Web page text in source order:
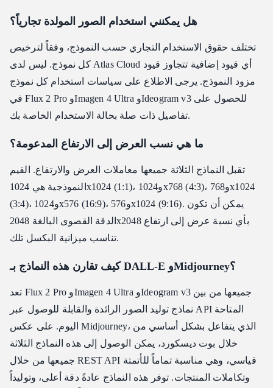
هل يمكنني استخدام الصور المولدة تجارياً؟
تختلف حقوق الاستخدام التجاري حسب النموذج، وفقاً لترخيص
كل نموذج. ليس لدى Atlas Cloud أي قيود إضافية تتجاوز قيود
مزود النموذج. يرجى الاطلاع على سياسات استخدام كل نموذج
في Flux 2 Pro وImagen 4 Ultra وIdeogram v3 للحصول على
تفاصيل ذات صلة بحالة الاستخدام الخاصة بك.
ما هي نسب العرض إلى الارتفاع المدعومة؟
تقبل النماذج الثلاثة جميعها معاملات العرض والارتفاع. القيم
النموذجية هي 1024x1024 (1:1)، و1024x768 (4:3)، و768x1024
(3:4)، و1024x576 (16:9)، و576x1024 (9:16). يمكن أن تكون
الدقة القصوى البالغة 2048x2048 بأي نسبة عرض إلى ارتفاع
تناسب ميزانية البكسل تلك.
كيف تقارن هذه النماذج بـ DALL-E وMidjourney؟
تعد Flux 2 Pro وImagen 4 Ultra وIdeogram v3 جميعها من بين
نماذج توليد الصور الرائدة والقابلة للوصول عبر API المتاحة
اليوم. على عكس Midjourney، الذي يتفاعل بشكل أساسي من
خلال بوت ديسكورد، يمكن الوصول إلى هذه النماذج الثلاثة
جميعها من خلال REST API قياسي، وهي مناسبة تماماً للأتمتة
وتكاملات المنتجات. توفر هذه النماذج عادةً دقة أعلى، وتوليداً